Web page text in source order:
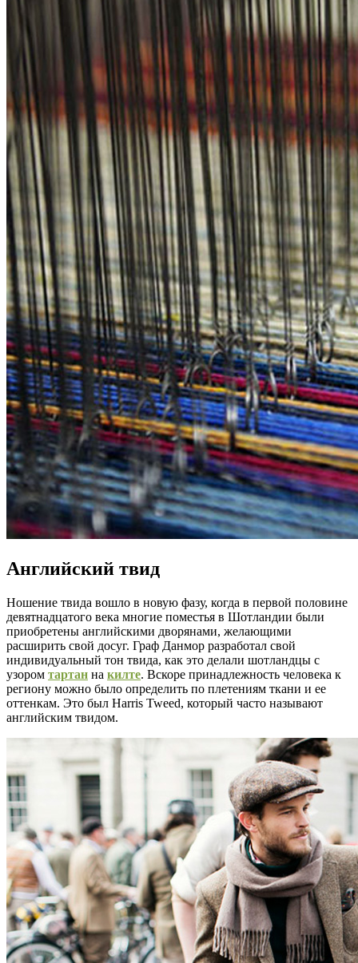
Английский твид
Ношение твида вошло в новую фазу, когда в первой половине
девятнадцатого века многие поместья в Шотландии были
приобретены английскими дворянами, желающими
расширить свой досуг. Граф Данмор разработал свой
индивидуальный тон твида, как это делали шотландцы с
узором тартан на килте. Вскоре принадлежность человека к
региону можно было определить по плетениям ткани и ее
оттенкам. Это был Harris Tweed, который часто называют
английским твидом.